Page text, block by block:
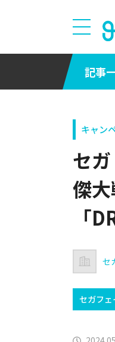
記事
キャン
セ
傑
「
セ
セガフェ